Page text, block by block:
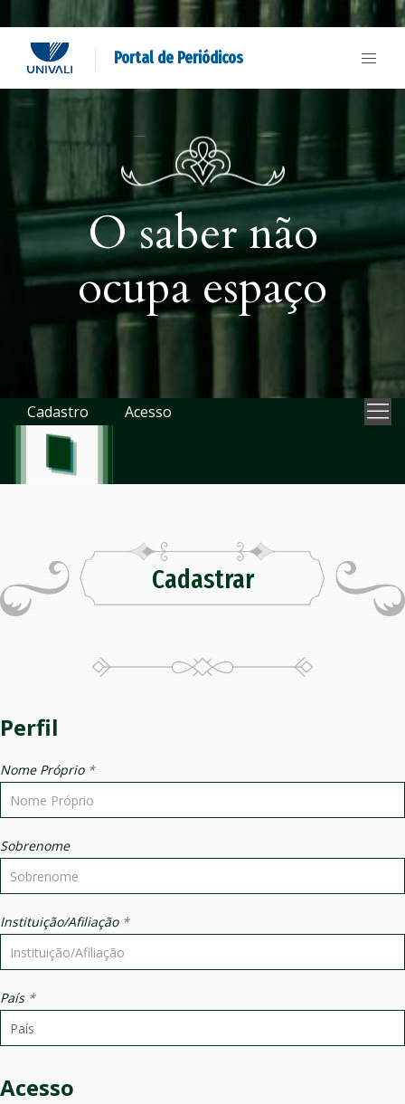
Portal de Periódicos
O saber não
ocupa espaço
Cadastro Acesso
Cadastrar
Perfil
Nome Próprio *
Sobrenome
Instituição/Afiliação *
País *
Acesso